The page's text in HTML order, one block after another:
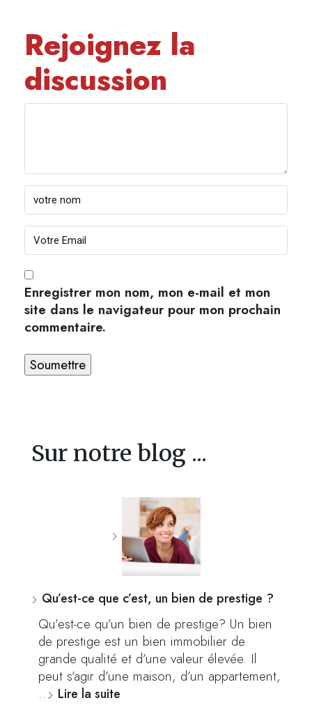
Rejoignez la
discussion
Enregistrer mon nom, mon e-mail et mon
site dans le navigateur pour mon prochain
commentaire.
Sur notre blog ...
Qu’est-ce que c’est, un bien de prestige ?
Qu’est-ce qu’un bien de prestige? Un bien
de prestige est un bien immobilier de
grande qualité et d’une valeur élevée. Il
peut s’agir d’une maison, d’un appartement,
… Lire la suite